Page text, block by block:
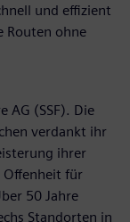
und effizient
Routen ohne
AG (SSF). Die
verdankt ihr
ihrer
Offenheit für
50 Jahre
Standorten in